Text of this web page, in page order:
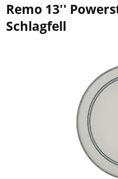
Remo 13''
Schlagfell